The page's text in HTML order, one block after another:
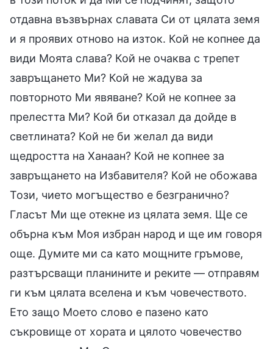
отдавна възвърнах славата Си от цялата земя
и я проявих отново на изток. Кой не копнее да
види Моята слава? Кой не очаква с трепет
завръщането Ми? Кой не жадува за
повторното Ми явяване? Кой не копнее за
прелестта Ми? Кой би отказал да дойде в
светлината? Кой не би желал да види
щедростта на Ханаан? Кой не копнее за
завръщането на Избавителя? Кой не обожава
Този, чието могъщество е безгранично?
Гласът Ми ще отекне из цялата земя. Ще се
обърна към Моя избран народ и ще им говоря
още. Думите ми са като мощните гръмове,
разтърсващи планините и реките — отправям
ги към цялата вселена и към човечеството.
Ето защо Моето слово е пазено като
съкровище от хората и цялото човечество